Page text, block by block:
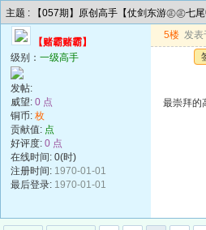
主题 : 【057期】原创高手【仗剑东游㊣㊣七
【赌霸赌霸】
级别： 一级高手
发帖:
威望: 0 点
铜币: 枚
贡献值: 点
好评度: 0 点
在线时间: 0(时)
注册时间: 1970-01-01
最后登录: 1970-01-01
5楼 发表
最崇拜的